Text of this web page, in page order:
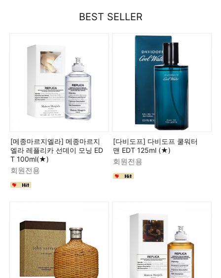
BEST SELLER
[메종마르지엘라] 메종마르지
엘라 레플리카 선데이 모닝 ED
T 100ml(★)
회원전용
[다비도프] 다비도프 쿨워터
맨 EDT 125ml (★)
회원전용